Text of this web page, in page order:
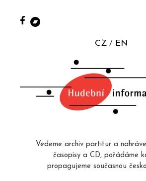
CZ EN
Vedeme archiv partitur a
časopisy a CD, pořádáme
propagujeme současnou